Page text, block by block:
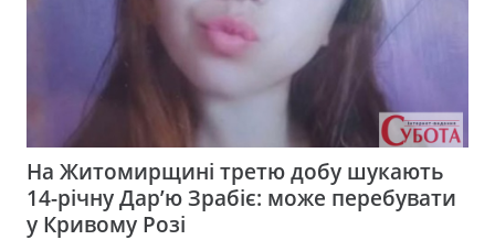
На Житомирщині третю добу шукають
14-річну Дар’ю Зрабіє: може перебувати
у Кривому Розі